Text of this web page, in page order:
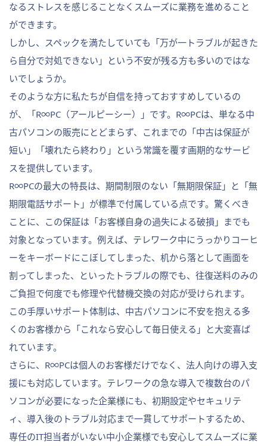
なるストレスを感じることなくスムーズに業務を進めること
ができます。
しかし、スペックを満たしていても「万が一トラブルが起きた
ら自分で対処できない」という不安が残る方も多いのではな
いでしょうか。
そのような方に私たちが自信を持っておすすめしているの
が、「R∞PC（アールピーシー）」です。R∞PCは、単なる中
古パソコンの販売にとどまらず、これまでの「中古は保証が
短い」「壊れたら終わり」という常識を覆す画期的なサービ
スを提供しています。
R∞PCの最大の特長は、期間制限のない「無期限保証」と「無
期限電話サポート」が標準で付属している点です。驚くべき
ことに、この保証は「お客様自身の過失による破損」までも
対象となっています。例えば、テレワーク中にうっかりコーヒ
ーをキーボードにこぼしてしまった、机から落として画面を
割ってしまった、といったトラブルの際でも、往復送料のみの
ご負担で何度でも修理や代替機交換の対応が受けられます。
この手厚いサポート体制は、中古パソコンに不安を抱える多
くのお客様から「これなら安心して毎日使える」と大変喜ば
れています。
さらに、R∞PCは個人のお客様だけでなく、法人向けの導入支
援にも対応しています。テレワークの急な導入で複数台のパ
ソコンが必要になった企業様にも、初期設定やセキュリテ
ィ、導入後のトラブル対応まで一貫してサポートするため、
専任のIT担当者がいない中小企業様でも安心してスムーズに業